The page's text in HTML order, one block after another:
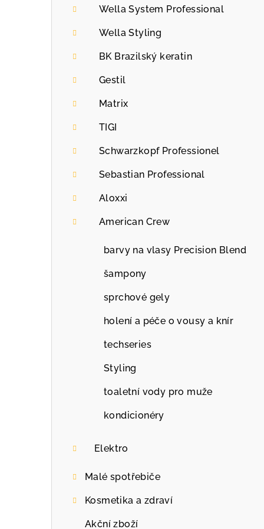
Wella System Professional
Wella Styling
BK Brazilský keratin
Gestil
Matrix
TIGI
Schwarzkopf Professionel
Sebastian Professional
Aloxxi
American Crew
barvy na vlasy Precision Blend
šampony
sprchové gely
holení a péče o vousy a knír
techseries
Styling
toaletní vody pro muže
kondicionéry
Elektro
Malé spotřebiče
Kosmetika a zdraví
Akční zboží